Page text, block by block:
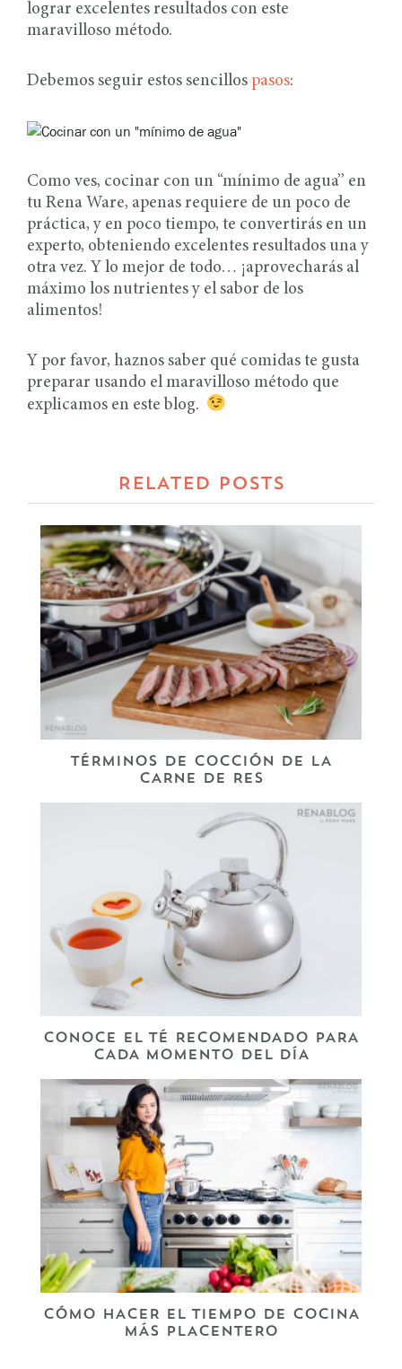
lograr excelentes resultados con este
maravilloso método.
Debemos seguir estos sencillos pasos:
Como ves, cocinar con un “mínimo de agua” en
tu Rena Ware, apenas requiere de un poco de
práctica, y en poco tiempo, te convertirás en un
experto, obteniendo excelentes resultados una y
otra vez. Y lo mejor de todo… ¡aprovecharás al
máximo los nutrientes y el sabor de los
alimentos!
Y por favor, haznos saber qué comidas te gusta
preparar usando el maravilloso método que
explicamos en este blog.
RELATED POSTS
TÉRMINOS DE COCCIÓN DE LA
CARNE DE RES
CONOCE EL TÉ RECOMENDADO PARA
CADA MOMENTO DEL DÍA
CÓMO HACER EL TIEMPO DE COCINA
MÁS PLACENTERO